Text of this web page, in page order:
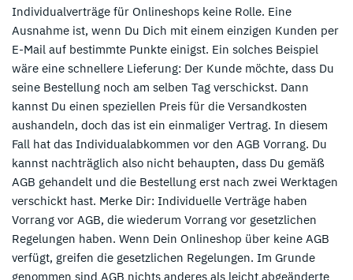
Individualverträge für Onlineshops keine Rolle. Eine
Ausnahme ist, wenn Du Dich mit einem einzigen Kunden per
E-Mail auf bestimmte Punkte einigst. Ein solches Beispiel
wäre eine schnellere Lieferung: Der Kunde möchte, dass Du
seine Bestellung noch am selben Tag verschickst. Dann
kannst Du einen speziellen Preis für die Versandkosten
aushandeln, doch das ist ein einmaliger Vertrag. In diesem
Fall hat das Individualabkommen vor den AGB Vorrang. Du
kannst nachträglich also nicht behaupten, dass Du gemäß
AGB gehandelt und die Bestellung erst nach zwei Werktagen
verschickt hast. Merke Dir: Individuelle Verträge haben
Vorrang vor AGB, die wiederum Vorrang vor gesetzlichen
Regelungen haben. Wenn Dein Onlineshop über keine AGB
verfügt, greifen die gesetzlichen Regelungen. Im Grunde
genommen sind AGB nichts anderes als leicht abgeänderte